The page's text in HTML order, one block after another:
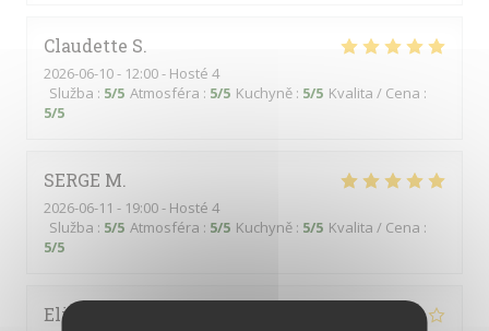
Claudette S
2026-06-10- 12:00 - Hosté 4
Služba : 5/5 Atmosféra : 5/5 Kuchyně : 5/5 Kvalita / Cena :
5/5
SERGE M
2026-06-11 - 19:00 - Hosté 4
Služba : 5/5 Atmosféra : 5/5 Kuchyně : 5/5 Kvalita / Cena :
5/5
Elisabeth